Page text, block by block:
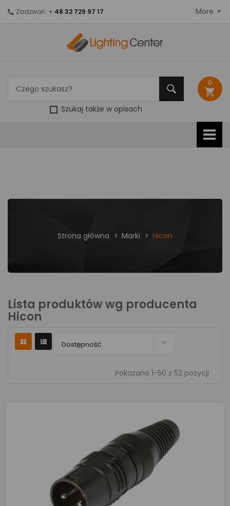
Szukaj także w opisach
0
shopping_cart
Zadzwoń: + 48 32 729 97 17 More
Strona główna Marki Hicon
Lista produktów wg producenta
Hicon
Dostępność 
Pokazano 1-50 z 52 pozycji